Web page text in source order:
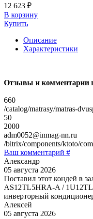
12 623 ₽
В корзину
Купить
Описание
Характеристики
Отзывы и комментарии
660
/catalog/matrasy/matras-
50
2000
adm0052@inmag-nn.ru
/bitrix/components/ktoto/
Ваш комментарий #
Александр
05 августа 2026
Поставил этот кондей в
AS12TL5HRA-A /
инверторный
Алексей
05 августа 2026